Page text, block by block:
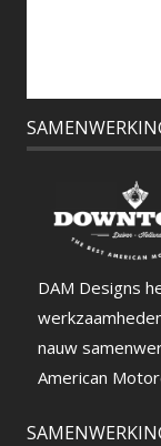
DAM Designs
nauw
American